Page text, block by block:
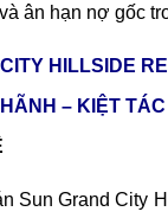
ân hạn nợ gốc
HILLSIDE
– KIỆT
Sun Grand City